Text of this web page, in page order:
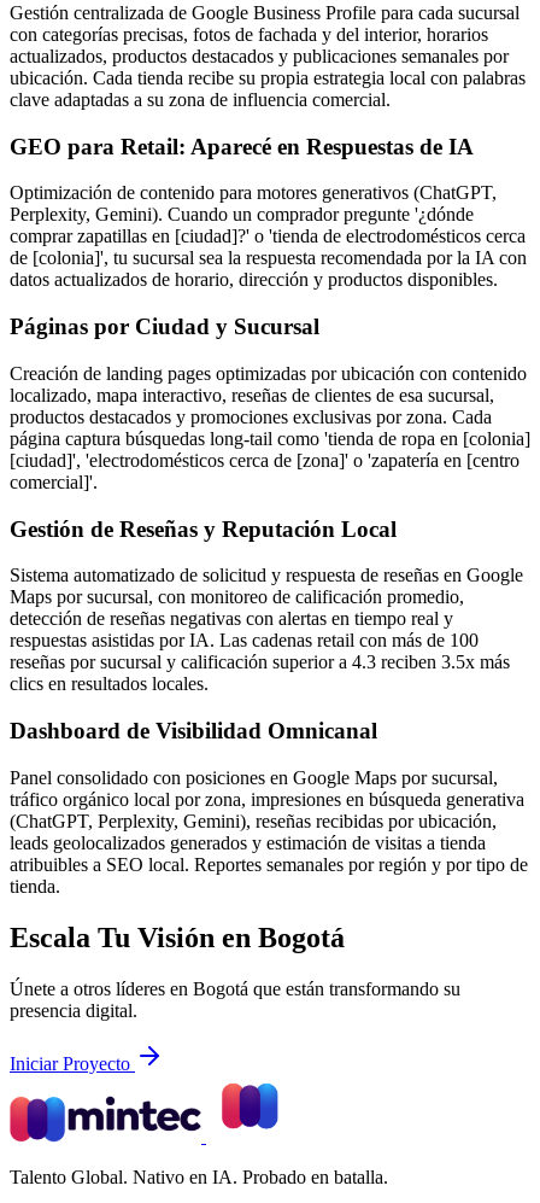
Gestión centralizada de Google Business Profile para cada sucursal
con categorías precisas, fotos de fachada y del interior, horarios
actualizados, productos destacados y publicaciones semanales por
ubicación. Cada tienda recibe su propia estrategia local con palabras
clave adaptadas a su zona de influencia comercial.
GEO para Retail: Aparecé en Respuestas de IA
Optimización de contenido para motores generativos (ChatGPT,
Perplexity, Gemini). Cuando un comprador pregunte '¿dónde
comprar zapatillas en [ciudad]?' o 'tienda de electrodomésticos cerca
de [colonia]', tu sucursal sea la respuesta recomendada por la IA con
datos actualizados de horario, dirección y productos disponibles.
Páginas por Ciudad y Sucursal
Creación de landing pages optimizadas por ubicación con contenido
localizado, mapa interactivo, reseñas de clientes de esa sucursal,
productos destacados y promociones exclusivas por zona. Cada
página captura búsquedas long-tail como 'tienda de ropa en [colonia]
[ciudad]', 'electrodomésticos cerca de [zona]' o 'zapatería en [centro
comercial]'.
Gestión de Reseñas y Reputación Local
Sistema automatizado de solicitud y respuesta de reseñas en Google
Maps por sucursal, con monitoreo de calificación promedio,
detección de reseñas negativas con alertas en tiempo real y
respuestas asistidas por IA. Las cadenas retail con más de 100
reseñas por sucursal y calificación superior a 4.3 reciben 3.5x más
clics en resultados locales.
Dashboard de Visibilidad Omnicanal
Panel consolidado con posiciones en Google Maps por sucursal,
tráfico orgánico local por zona, impresiones en búsqueda generativa
(ChatGPT, Perplexity, Gemini), reseñas recibidas por ubicación,
leads geolocalizados generados y estimación de visitas a tienda
atribuibles a SEO local. Reportes semanales por región y por tipo de
tienda.
Escala Tu Visión en Bogotá
Únete a otros líderes en Bogotá que están transformando su
presencia digital.
Iniciar Proyecto
Talento Global. Nativo en IA. Probado en batalla.